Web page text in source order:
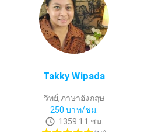
Takky Wipada
วิทย์,ภาษาอังกฤษ
250 บาท/ชม.
1359.11 ชม.